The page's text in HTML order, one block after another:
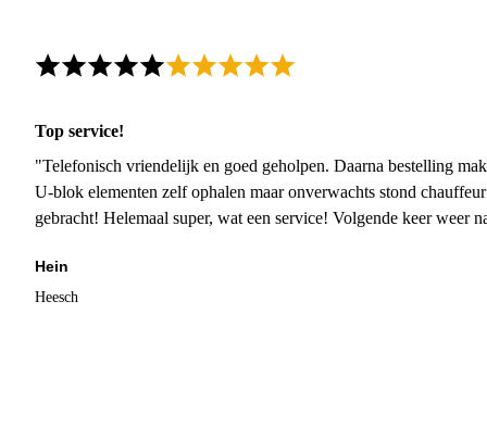
Top service!
"Telefonisch vriendelijk en goed geholpen. Daarna bestelling
U-blok elementen zelf ophalen maar onverwachts stond
gebracht! Helemaal super, wat een service! Volgende keer weer
Hein
Heesch